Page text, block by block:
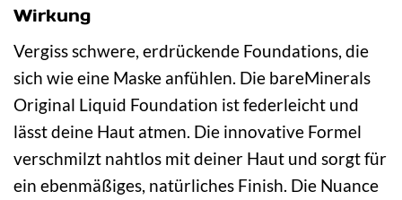
Wirkung
Vergiss schwere, erdrückende Foundations, die
sich wie eine Maske anfühlen. Die bareMinerals
Original Liquid Foundation ist federleicht und
lässt deine Haut atmen. Die innovative Formel
verschmilzt nahtlos mit deiner Haut und sorgt für
ein ebenmäßiges, natürliches Finish. Die Nuance